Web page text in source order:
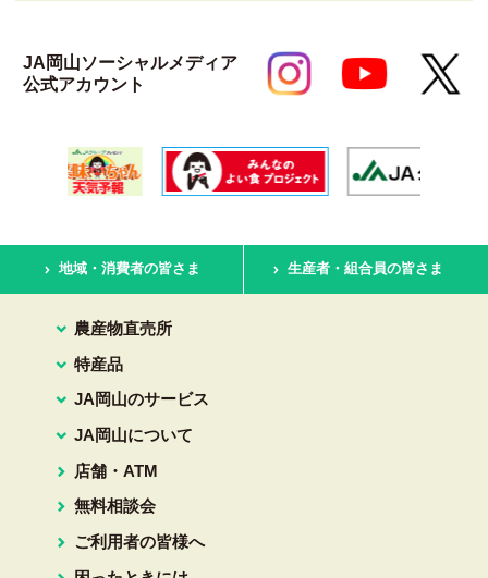
JA岡山ソーシャルメディア
公式アカウント
地域・消費者の皆さま 生産者・組合員の皆さま
農産物直売所
特産品
JA岡山のサービス
JA岡山について
店舗・ATM
無料相談会
ご利用者の皆様へ